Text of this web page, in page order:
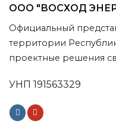
ООО "ВОСХОД
Официальный
территории
проектные решения
УНП 191563329